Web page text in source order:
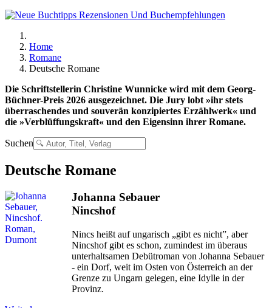
Home
Romane
Deutsche Romane
Die Schriftstellerin Christine Wunnicke wird mit dem Georg-
Büchner-Preis 2026 ausgezeichnet. Die Jury lobt »ihr stets
überraschendes und souverän konzipiertes Erzählwerk« und
die »Verblüffungskraft« und den Eigensinn ihrer Romane.
Suchen
Deutsche Romane
Johanna Sebauer
Nincshof
Nincs heißt auf ungarisch „gibt es nicht”, aber
Nincshof gibt es schon, zumindest im überaus
unterhaltsamen Debütroman von Johanna Sebauer
- ein Dorf, weit im Osten von Österreich an der
Grenze zu Ungarn gelegen, eine Idylle in der
Provinz.